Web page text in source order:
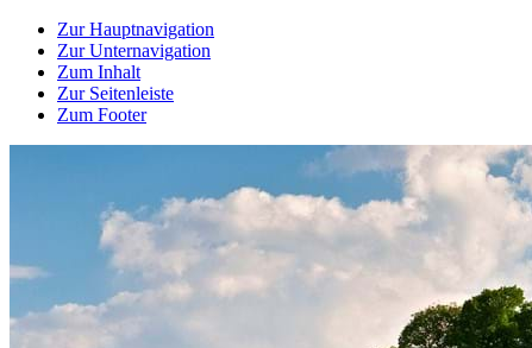
Zur Hauptnavigation
Zur Unternavigation
Zum Inhalt
Zur Seitenleiste
Zum Footer